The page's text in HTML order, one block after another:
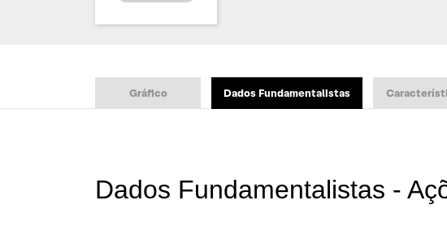
Gráfico Dados Fundamentalistas
Dados Fundamentalistas -